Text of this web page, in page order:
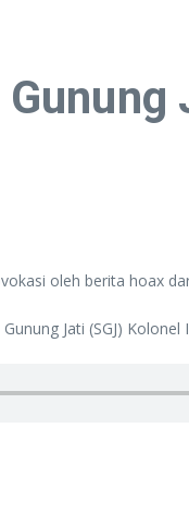
oleh berita hoax
Jati (SGJ) Kolonel